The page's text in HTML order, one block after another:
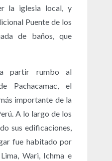
la iglesia local, y
Puente de los
de baños, que
partir rumbo al
Pachacamac, el
importante de la
A lo largo de los
sus edificaciones,
fue habitado por
Wari, Ichma e